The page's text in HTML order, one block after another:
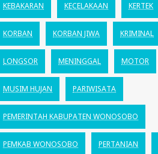
KEBAKARAN KECELAKAAN KERTEK
KORBAN KORBAN JIWA KRIMINAL
LONGSOR MENINGGAL MOTOR
MUSIM HUJAN PARIWISATA
PEMERINTAH KABUPATEN WONOSOBO
PEMKAB WONOSOBO PERTANIAN